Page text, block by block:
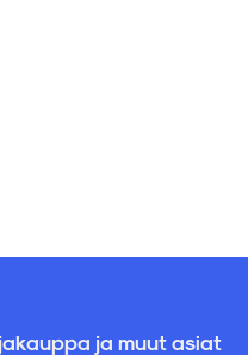
ja muut asiat